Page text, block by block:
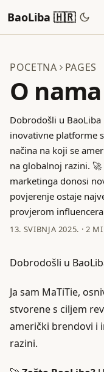
BaoLiba 🇭🇷
POCETNA PAGES
O nama
Dobrodošli u BaoLiba
inovativne platforme
načina na koji se
na globalnoj razini.
marketinga donosi
povjerenje ostaje
provjerom
13. SVIBNJA 2025. ·2
Dobrodošli u
Ja sam MaTiTie,
stvorene s ciljem
američki brendovi i
razini.